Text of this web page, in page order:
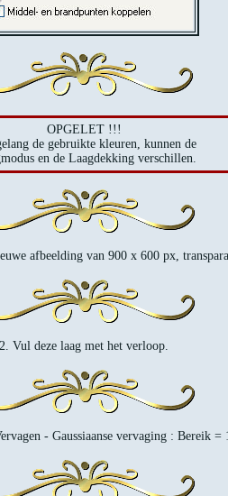
OPGELET !!!
de gebruikte kleuren, kunnen de
en de Laagdekking verschillen.
afbeelding van 900 x 600 px,
2. Vul deze laag met het verloop.
- Gaussiaanse vervaging : Bereik =